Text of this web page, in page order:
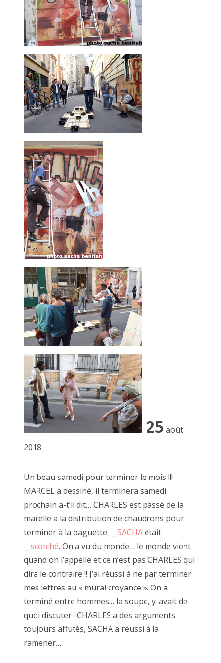
2023 novembre
2023 octobre
2023 septembre
2023 juillet
2023 août
2023 juin
2023 mai
2023 avril
2023 mars
2023 février
2023 janvier
2022 décembre
2022 novembre
2022 octobre
2022 août
2022 septembre
2022 juillet
2022 juin
2022 mai
2022 avril
2022 mars
2021 décembre
2021 novembre
2021 octobre
2021 septembre
2021 août
2021 juillet
2021 juin
2021 mai
25 août
2018
Un beau samedi pour terminer le mois !!!
MARCEL a dessiné, il terminera samedi
prochain a-t’il dit… CHARLES est passé de la
marelle à la distribution de chaudrons pour
terminer à la baguette.
__SACHAétait
__scotché. On a vu du monde… le monde vient
quand on l’appelle et ce n’est pas CHARLES qui
dira le contraire !! J’ai réussi à ne par terminer
mes lettres au « mural croyance ». On a
terminé entre hommes… la soupe, y-avait de
quoi discuter ! CHARLES a des arguments
toujours affutés, SACHA a réussi à la
ramener…
1er décembre 2010, place Vendôme
11 novembre 2021, passage Josset
A travers son art, JF cite régulièrement
qui rend la vie plus intéressante que l'art" (à